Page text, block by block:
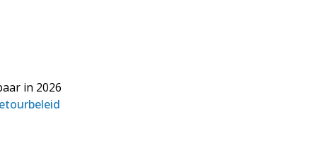
in 2026